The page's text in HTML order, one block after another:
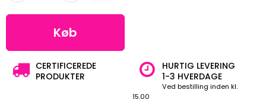
Køb
CERTIFICEREDE
PRODUKTER
HURTIG LEVERING
1-3 HVERDAGE
Ved bestilling inden kl.
15.00